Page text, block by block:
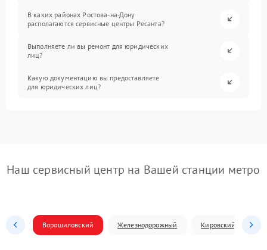
В каких районах Ростова-на-Дону
располагаются сервисные центры Ресанта?
Выполняете ли вы ремонт для юридических
лиц?
Какую документацию вы предоставляете
для юридических лиц?
Наш сервисный центр на Вашей станции метро
Ворошиловский Железнодорожный Кировский